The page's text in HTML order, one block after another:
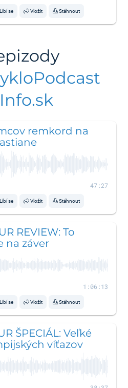
Líbí se Vložit Stáhnout
remkord na
47:27
Líbí se Vložit Stáhnout
REVIEW: To
na záver
1:06:13
Líbí se Vložit Stáhnout
ŠPECIÁL: Veľké
víťazov